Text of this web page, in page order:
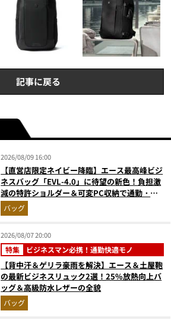
記事に戻る
2026/08/09 16:00
【直営店限定ネイビー降臨】エース最高峰ビジ
ネスバッグ「EVL-4.0」に待望の新色！負担激
減の特許ショルダー＆可変PC収納で通勤・出
張が無敵に
バッグ
2026/08/07 20:00
特集 ビジネスマン必携！通勤快適モノ
【背中汗＆ゲリラ豪雨を解決】エース＆土屋鞄
の最新ビジネスリュック2選！25%放熱向上バ
ッグ＆高級防水レザーの全貌
バッグ